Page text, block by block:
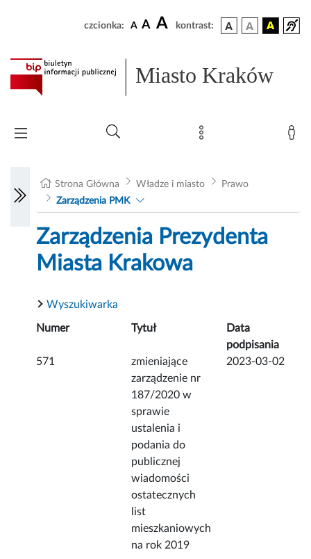
czcionka: A A A kontrast:
Miasto Kraków
Strona Główna Władze i miasto
Prawo
Zarządzenia PMK
Zarządzenia Prezydenta
Miasta Krakowa
Wyszukiwarka
Numer Tytuł
Data
podpisania
571
zmieniające
zarządzenie nr
187/2020 w
sprawie
ustalenia i
podania do
publicznej
wiadomości
ostatecznych
list
mieszkaniowych
na rok 2019
2023-03-02